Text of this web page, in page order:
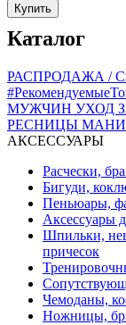
Купить
Каталог
РАСПРОДАЖА /
МУЖЧИН УХОД
РЕСНИЦЫ
АКСЕССУАРЫ
Расчески,
Бигуди,
Пеньюары,
Аксессуары
Шпильки,
причесок
Чемоданы,
Ножницы,